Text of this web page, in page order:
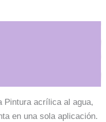
Pintura acrílica al agua,
en una sola aplicación.